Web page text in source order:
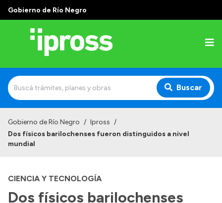
Gobierno de Río Negro
Buscar
Institucional
Autoridades
Delegaciones
Gobierno de Río Negro / Ipross /
Dos físicos barilochenses fueron distinguidos a nivel
mundial
CIENCIA Y TECNOLOGÍA
Dos físicos barilochenses